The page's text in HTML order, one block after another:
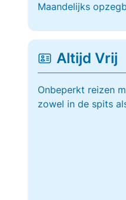
Maandelijks
Altijd Vrij
Onbeperkt reizen
zowel in de spits